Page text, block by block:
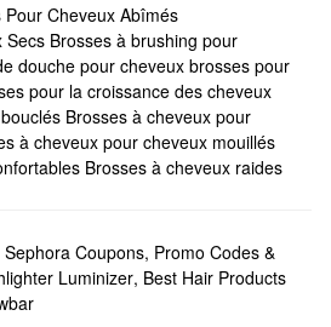
Cheveux Abîmés
Secs Brosses à brushing pour
douche pour cheveux brosses pour
pour la croissance des cheveux
Brosses à cheveux pour
à cheveux pour cheveux mouillés
Brosses à cheveux raides
Sephora Coupons, Promo Codes &
Luminizer, Best Hair Products